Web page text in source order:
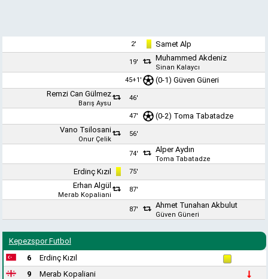
2' Samet Alp
19' Muhammed Akdeniz
Sinan Kalaycı
45+1'
(0-1)Güven Güneri
Remzi Can Gülmez
Barış Aysu
46'
47' (0-2) Toma Tabatadze
Vano Tsilosani
Onur Çelik
56'
74' Alper Aydın
Toma Tabatadze
Erdinç Kızıl 75'
Erhan Algül
Merab Kopaliani
87'
87' Ahmet Tunahan Akbulut
Güven Güneri
Kepezspor Futbol
6
Erdinç Kızıl
9
Merab Kopaliani